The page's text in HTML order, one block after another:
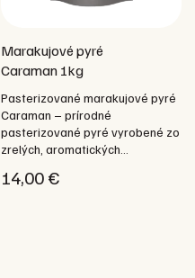
Marakujové pyré
Caraman 1kg
Pasterizované marakujové pyré
Caraman – prírodné
pasterizované pyré vyrobené zo
zrelých, aromatických...
14,00€